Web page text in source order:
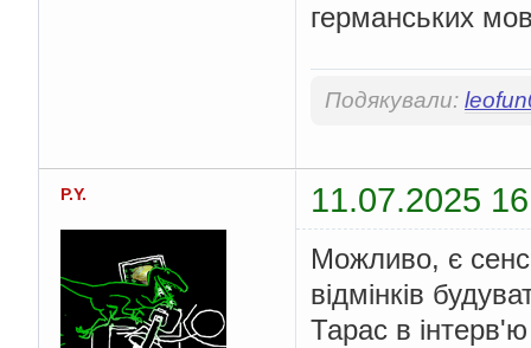
германських
Подякували:
P.Y. 11.07.2025
Можливо, є
відмінків
Тарас в